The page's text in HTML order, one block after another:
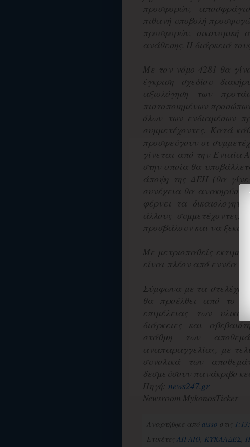
προσφορών,
πιθανή υποβολή
προσφορών, οικονομική
ανάθεσης. Η διάρκειά
Με τον νόμο 4281 θα
έγκριση σχεδίου
αξιολόγηση των
πιστοποιημένων
όλων των ενδιαμέσων
συμμετέχοντες. Κατά
προσφεύγουν οι
γίνεται από την Ενιαία
στην οποία θα
άποψη της ΔΕΗ (θα
συνέχεια θα
φέρνει τα
άλλους συμμετέχοντες,
προσβάλουν και να
Με μετριοπαθείς
είναι πλέον από εννέα ως
Σύμφωνα με τα στελέχη
θα προέλθει από το
επιμέλειας των
διάρκειες και
στάθμη των
αναπαραγγελίας, με
συνολικά των
δεσμεύσουν πανάκριβο
Πηγή: news247.gr
Newsroom MykonosTicker
Αναρτήθηκε από aisso στις
Ετικέτες ΑΙΓΑΙΟ ΚΥΚΛΑΔΕΣ,